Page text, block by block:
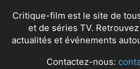
Critique-film est le site de
et de séries TV.
actualités et événements
Contactez-nous: